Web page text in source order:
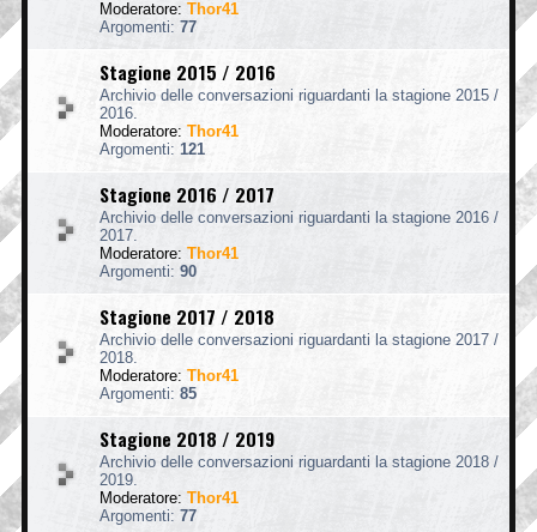
Moderatore: Thor41
Argomenti: 77
Stagione 2015 / 2016
Archivio delle conversazioni riguardanti la stagione 2015 /
2016.
Moderatore: Thor41
Argomenti: 121
Stagione 2016 / 2017
Archivio delle conversazioni riguardanti la stagione 2016 /
2017.
Moderatore: Thor41
Argomenti: 90
Stagione 2017 / 2018
Archivio delle conversazioni riguardanti la stagione 2017 /
2018.
Moderatore: Thor41
Argomenti: 85
Stagione 2018 / 2019
Archivio delle conversazioni riguardanti la stagione 2018 /
2019.
Moderatore: Thor41
Argomenti: 77